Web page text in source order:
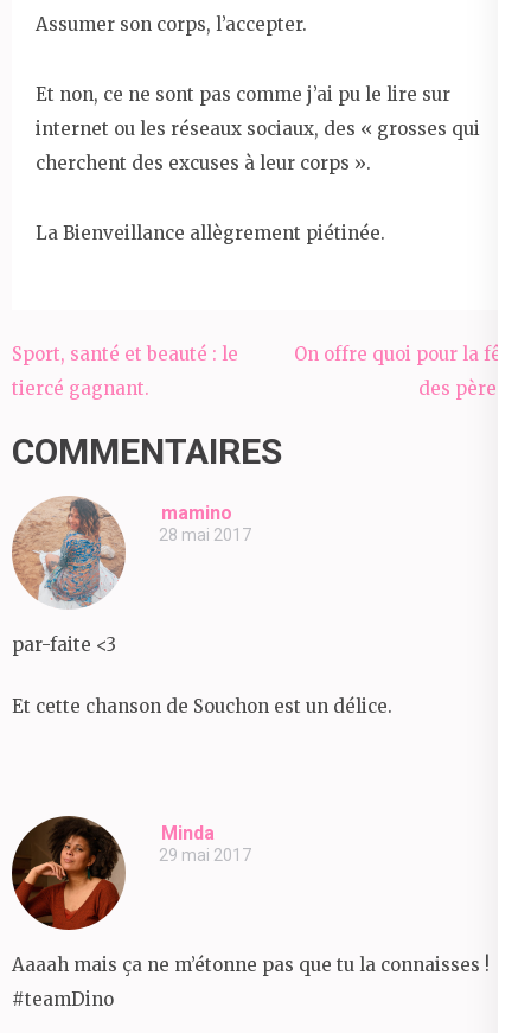
Assumer son corps, l’accepter.
Et non, ce ne sont pas comme j’ai pu le lire sur
internet ou les réseaux sociaux, des « grosses qui
cherchent des excuses à leur corps ».
La Bienveillance allègrement piétinée.
Navigation
de
Sport, santé et beauté : le
tiercé gagnant.
On offre quoi pour la fête
des pères ?
COMMENTAIRES
mamino
28 mai 2017
par-faite <3
Et cette chanson de Souchon est un délice.
Minda
29 mai 2017
Aaaah mais ça ne m’étonne pas que tu la connaisses !
#teamDino